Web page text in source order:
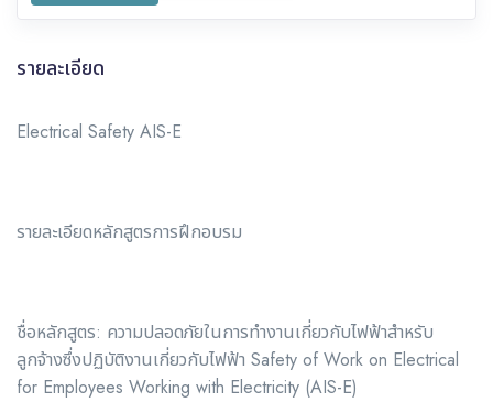
รายละเอียด
Electrical Safety AIS-E
รายละเอียดหลักสูตรการฝึกอบรม
ชื่อหลักสูตร: ความปลอดภัยในการทำงานเกี่ยวกับไฟฟ้าสำหรับ
ลูกจ้างซึ่งปฏิบัติงานเกี่ยวกับไฟฟ้า Safety of Work on Electrical
for Employees Working with Electricity (AIS-E)